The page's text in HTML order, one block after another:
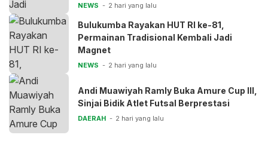
NEWS 2 hari yang lalu
Bulukumba Rayakan HUT RI ke-81,
Permainan Tradisional Kembali Jadi
Magnet
NEWS 2 hari yang lalu
Andi Muawiyah Ramly Buka Amure Cup III,
Sinjai Bidik Atlet Futsal Berprestasi
DAERAH 2 hari yang lalu